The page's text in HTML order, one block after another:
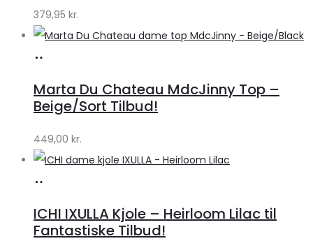
379,95 kr.
Klædeskabet.dk
Marta Du Chateau MdcJinny Top –
Beige/Sort Tilbud!
449,00 kr.
Klædeskabet.dk
ICHI IXULLA Kjole – Heirloom Lilac til
Fantastiske Tilbud!